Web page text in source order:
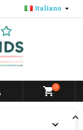
Italiano 
shopping_cart0